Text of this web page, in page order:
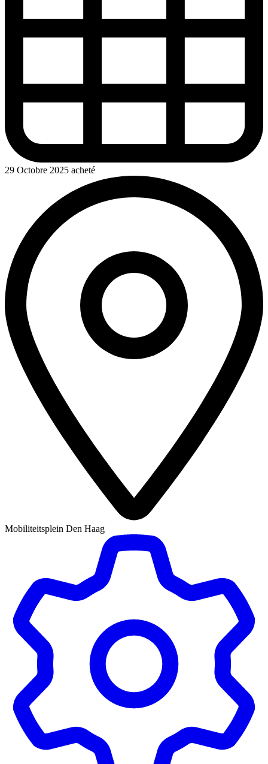
29 Octobre 2025 acheté
Mobiliteitsplein Den Haag